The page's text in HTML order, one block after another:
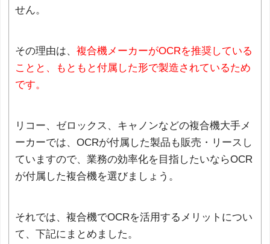
せん。
その理由は、 複合機メーカーがOCRを推奨している
ことと、もともと付属した形で製造されているため
です。
リコー、ゼロックス、キャノンなどの複合機大手メ
ーカーでは、OCRが付属した製品も販売・リースし
ていますので、業務の効率化を目指したいならOCR
が付属した複合機を選びましょう。
それでは、複合機でOCRを活用するメリットについ
て、下記にまとめました。